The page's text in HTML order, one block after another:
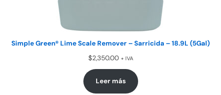
Simple Green® Lime Scale Remover – Sarricida – 18.9L (5Gal)
$2,350.00 + IVA
Leer más